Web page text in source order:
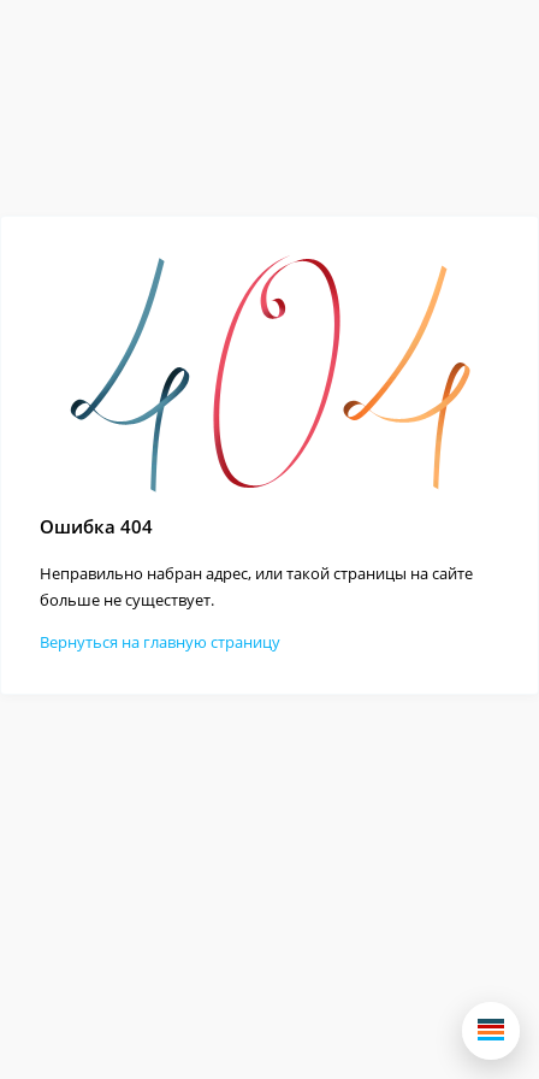
Ошибка 404
Неправильно набран адрес, или такой страницы на сайте
больше не существует.
Вернуться на главную страницу